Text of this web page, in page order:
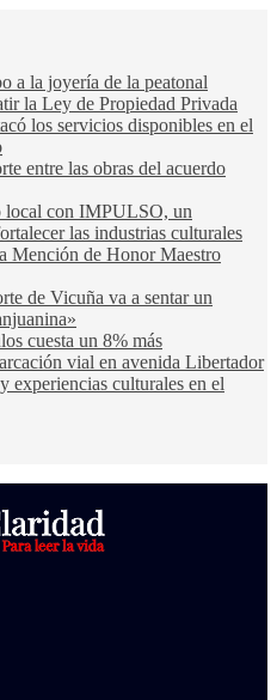
a la joyería de la peatonal
la Ley de Propiedad Privada
los servicios disponibles en el
entre las obras del acuerdo
local con IMPULSO, un
las industrias culturales
Mención de Honor Maestro
de Vicuña va a sentar un
cuesta un 8% más
vial en avenida Libertador
experiencias culturales en el